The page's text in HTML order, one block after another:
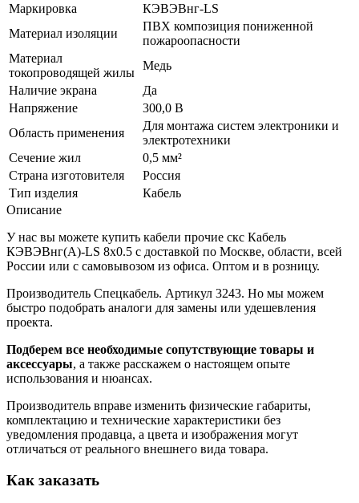
Маркировка
КЭВЭВнг-LS
Материал изоляции
ПВХ композиция пониженной
пожароопасности
Материал
токопроводящей жилы
Медь
Наличие экрана
Да
Напряжение
300,0 В
Область применения
Для монтажа систем электроники и
электротехники
Сечение жил
0,5 мм²
Страна изготовителя
Россия
Тип изделия
Кабель
Описание
У нас вы можете купить кабели прочие скс Кабель
КЭВЭВнг(А)-LS 8х0.5 с доставкой по Москве, области, всей
России или с самовывозом из офиса. Оптом и в розницу.
Производитель Спецкабель. Артикул 3243. Но мы можем
быстро подобрать аналоги для замены или удешевления
проекта.
Подберем все необходимые сопутствующие товары и
аксессуары, а также расскажем о настоящем опыте
использования и нюансах.
Производитель вправе изменить физические габариты,
комплектацию и технические характеристики без
уведомления продавца, а цвета и изображения могут
отличаться от реального внешнего вида товара.
Как заказать